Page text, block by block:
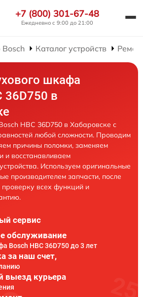
+7 (800) 301-67-48
Ежедневно с 9:00 до 21:00
Каталог устройств
шкафа
36D750 в
HBC 36D750 в Хабаровске с
любой сложности. Проводим
причины поломки, заменяем
и восстанавливаем
Используем оригинальные
производителем запчасти, после
всех функций и
сервис
обслуживание
Bosch HBC 36D750 до 3 лет
за наш счет,
выезд курьера